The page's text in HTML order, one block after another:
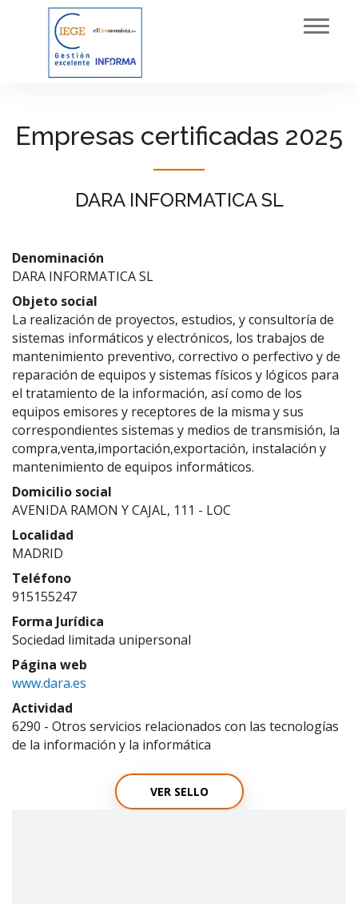
Empresas certificadas 2025
DARA INFORMATICA SL
Denominación
DARA INFORMATICA SL
Objeto social
La realización de proyectos, estudios, y consultoría de
sistemas informáticos y electrónicos, los trabajos de
mantenimiento preventivo, correctivo o perfectivo y de
reparación de equipos y sistemas físicos y lógicos para
el tratamiento de la información, así como de los
equipos emisores y receptores de la misma y sus
correspondientes sistemas y medios de transmisión, la
compra,venta,importación,exportación, instalación y
mantenimiento de equipos informáticos.
Domicilio social
AVENIDA RAMON Y CAJAL, 111 - LOC
Localidad
MADRID
Teléfono
915155247
Forma Jurídica
Sociedad limitada unipersonal
Página web
www.dara.es
Actividad
6290 - Otros servicios relacionados con las tecnologías
de la información y la informática
VER SELLO